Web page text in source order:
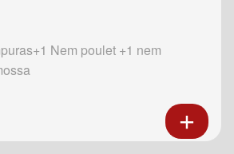
Nem poulet +1 nem